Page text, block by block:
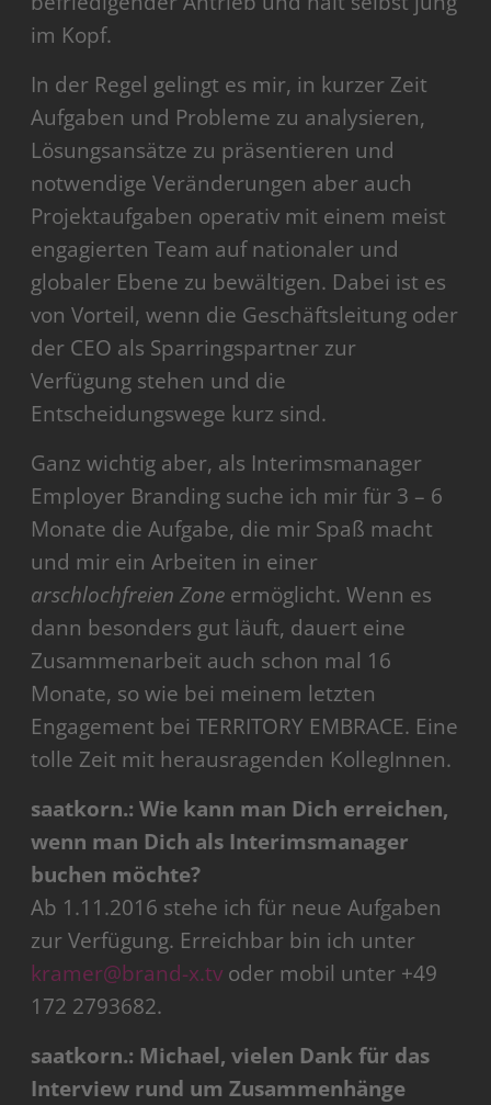
im Kopf.
In der Regel gelingt es mir, in kurzer Zeit
Aufgaben und Probleme zu analysieren,
Lösungsansätze zu präsentieren und
notwendige Veränderungen aber auch
Projektaufgaben operativ mit einem meist
engagierten Team auf nationaler und
globaler Ebene zu bewältigen. Dabei ist es
von Vorteil, wenn die Geschäftsleitung oder
der CEO als Sparringspartner zur
Verfügung stehen und die
Entscheidungswege kurz sind.
Ganz wichtig aber, als Interimsmanager
Employer Branding suche ich mir für 3 – 6
Monate die Aufgabe, die mir Spaß macht
und mir ein Arbeiten in einer
arschlochfreien Zone ermöglicht. Wenn es
dann besonders gut läuft, dauert eine
Zusammenarbeit auch schon mal 16
Monate, so wie bei meinem letzten
Engagement bei TERRITORY EMBRACE. Eine
tolle Zeit mit herausragenden KollegInnen.
saatkorn.: Wie kann man Dich erreichen,
wenn man Dich als Interimsmanager
buchen möchte?
Ab 1.11.2016 stehe ich für neue Aufgaben
zur Verfügung. Erreichbar bin ich unter
kramer@brand-x.tv oder mobil unter +49
172 2793682.
saatkorn.: Michael, vielen Dank für das
Interview rund um Zusammenhänge